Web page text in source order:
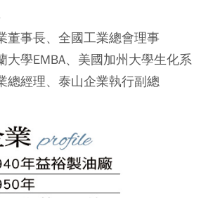
董事長、全國工業總會理事
大學EMBA、美國加州大學生化系
總經理、泰山企業執行副總